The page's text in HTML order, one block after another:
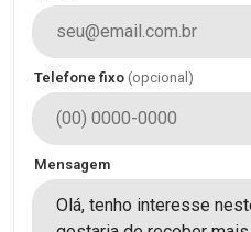
Telefone fixo (opcional)
Mensagem